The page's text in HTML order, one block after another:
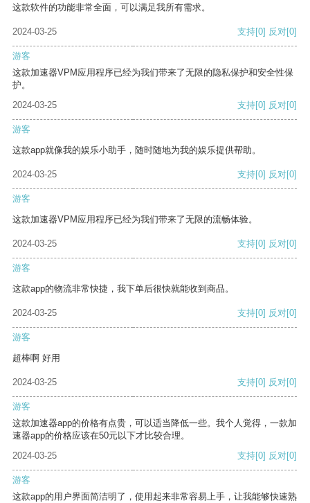
这款软件的功能非常全面，可以满足我所有需求。
2024-03-25 支持[0] 反对[0]
游客
这款加速器VPM应用程序已经为我们带来了无限的隐私保护和安全性保
护。
2024-03-25
支持[0] 反对[0]
游客
这款app就像我的娱乐小助手，随时随地为我的娱乐提供帮助。
2024-03-25 支持[0] 反对[0]
游客
这款加速器VPM应用程序已经为我们带来了无限的流畅体验。
2024-03-25 支持[0] 反对[0]
游客
这款app的物流非常快捷，我下单后很快就能收到商品。
2024-03-25 支持[0] 反对[0]
游客
超棒啊 好用
2024-03-25 支持[0] 反对[0]
游客
这款加速器app的价格有点贵，可以适当降低一些。我个人觉得，一款加
速器app的价格应该在50元以下才比较合理。
2024-03-25
支持[0] 反对[0]
游客
这款app的用户界面简洁明了，使用起来非常容易上手，让我能够快速熟